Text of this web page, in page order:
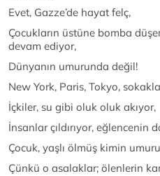
Evet, Gazze’de hayat felç,
Çocukların üstüne bomba
devam ediyor,
Dünyanın umurunda değil!
New York, Paris, Tokyo,
İçkiler, su gibi oluk oluk akıyor,
İnsanlar çıldırıyor, eğlencenin
Çocuk, yaşlı ölmüş kimin
Çünkü o asalaklar; ölenlerin